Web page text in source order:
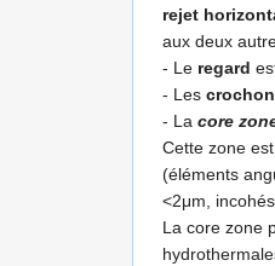
rejet
aux deux
- Le regard
- Les
- La core
Cette zone
(éléments
<2μm,
La core zone